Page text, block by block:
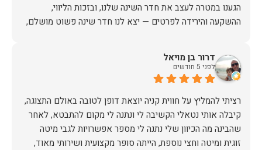
הגענו במטרה לעצב את חדר השינה שלנו, ובזכות הליווי,
ההשקעה והירידה לפרטים — יצא לנו חדר שינה פשוט מושלם,
אין ספק שעשינו את הבחירה הנכונה. ממליצים מכל הלב לכל מי
דרור בן מויאל
לפני 5 חודשים
רציתי להמליץ על חווית קניה יוצאת דופן לטובה באולם התצוגה,
קיבלה אותי נטאלי הקשיבה לי ונתנה לי מקום להתבטא, לאחר
שהבינה מה הכיוון שלי נתנה לי מספר אפשרויות לגבי מיטה
זוגית ומיטה וחצי נוספת, הייתה סופר מקצועית ושירותי מאוד,